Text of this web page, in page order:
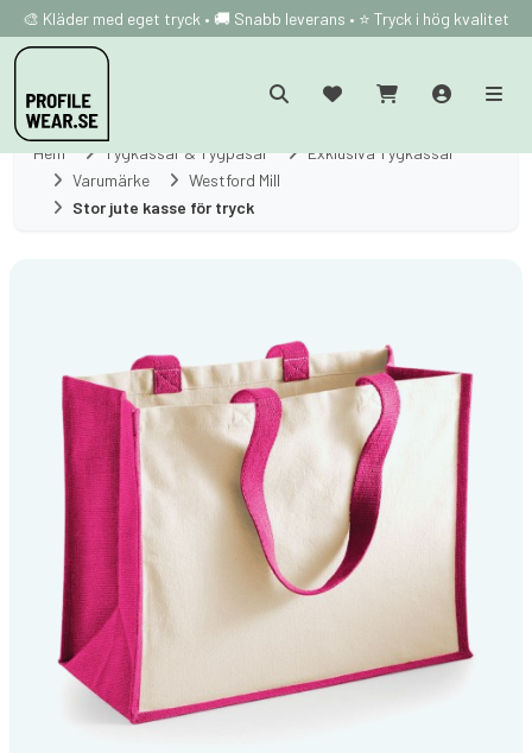
🎨 Kläder med eget tryck • 🚚 Snabb leverans • ⭐ Tryck i hög kvalitet
Hem Tygkassar & Tygpåsar
Exklusiva Tygkassar
Varumärke
Westford Mill
Stor jute kasse för tryck